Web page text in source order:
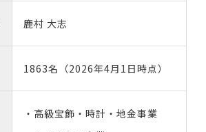
鹿村 大志
1863名（2026年4月1日時点）
・高級宝飾・時計・地金事業